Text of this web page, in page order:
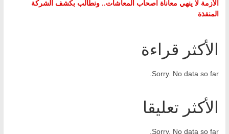
الأزمة لا ينهي معاناة أصحاب المعاشات.. ونطالب بكشف الشركة
المنفذة
الأكثر قراءة
Sorry. No data so far.
الأكثر تعليقا
Sorry. No data so far.